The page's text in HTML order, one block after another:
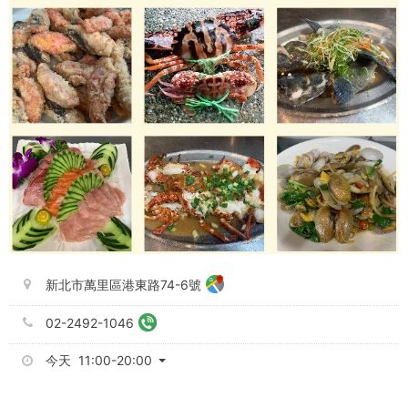
新北市萬里區港東路74-6號
02-2492-1046
今天 11:00-20:00